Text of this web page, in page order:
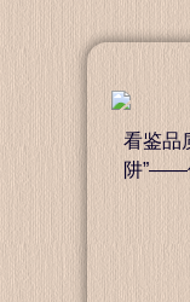
看鉴品
阱”——